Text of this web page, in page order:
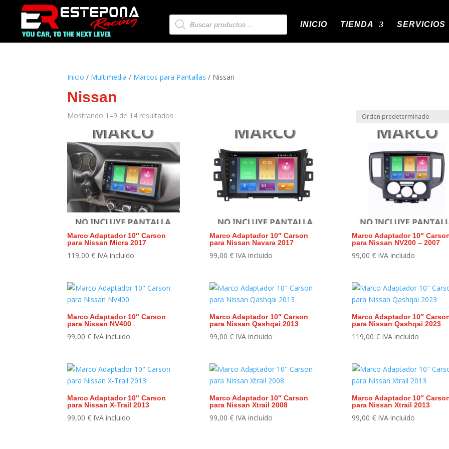
Búsqueda
de
productos
INICIO TIENDA SERVICIOS
Inicio / Multimedia / Marcos para Pantallas / Nissan
Nissan
Mostrando 1–9 de 14 resultados
Marco Adaptador 10″ Carson
para Nissan Micra 2017
119,00€ IVA incluido
Marco Adaptador 10″ Carson
para Nissan Navara 2017
99,00 € IVA incluido
Marco Adaptador 10″
para Nissan NV200 – 2007
99,00 € IVA incluido
Marco Adaptador 10″ Carson
para Nissan NV400
99,00€ IVA incluido
Marco Adaptador 10″ Carson
para Nissan Qashqai 2013
99,00 € IVA incluido
Marco Adaptador 10″
para Nissan Qashqai 2023
119,00 € IVA incluido
Marco Adaptador 10″ Carson
para Nissan X-Trail 2013
99,00€ IVA incluido
Marco Adaptador 10″ Carson
para Nissan Xtrail 2008
99,00 € IVA incluido
Marco Adaptador 10″
para Nissan Xtrail 2013
99,00 € IVA incluido